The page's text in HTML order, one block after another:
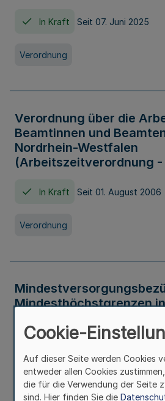
In Kraft Seit 07. Juni 2025
Verordnung
Verordnung über die
Beamtinnen und
Nordrhein-Westfalen
(Arbeitszeitverordnung -
In Kraft Seit 01. August 2006
Verordnung
Mindesthöchstgrenzen
Verwaltungsvorschrift
Cookie-
Auf dieser Seite werden Cookies
entweder allen Cookies
die für die Verwendung der Seite
sind. Hier finden Sie die